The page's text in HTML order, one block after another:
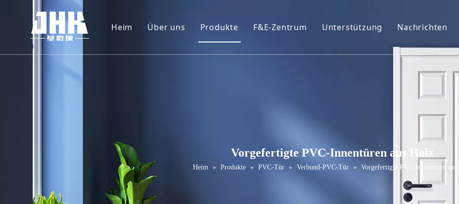
Heim Über uns Produkte
Massivholztür
F&E-Zentrum Unterstützung Nachrichten
Vorgefertigte PVC-Innentüren aus Holz
Heim » Produkte » PVC-Tür » Verbund-PVC-Tür » Vorgefertigte PVC-Innentüren aus